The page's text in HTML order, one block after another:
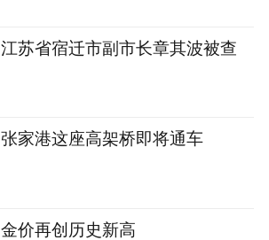
江苏省宿迁市副市长章其波被查
张家港这座高架桥即将通车
金价再创历史新高